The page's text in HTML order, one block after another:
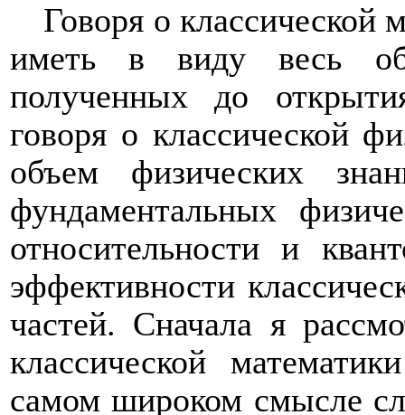
Говоря о классической
иметь в виду весь
полученных до
говоря о классической
объем физических
фундаментальных
относительности и
эффективности
частей. Сначала я
классической
самом широком смысле